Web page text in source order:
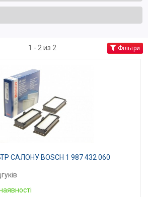
1 - 2 из 2 Фільтри
САЛОНУ BOSCH 1 987 432 060